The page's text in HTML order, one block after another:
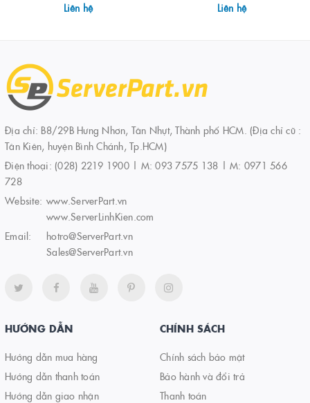
Liên hệ Liên hệ
Địa chỉ: B8/29B Hưng Nhơn, Tân Nhựt, Thành phố HCM. (Địa chỉ cũ :
Tân Kiên, huyện Bình Chánh, Tp.HCM)
Điện thoại: (028) 2219 1900 | M: 093 7575 138 | M: 0971 566
728
Website: www.ServerPart.vn
www.ServerLinhKien.com
Email:
hotro@ServerPart.vn
Sales@ServerPart.vn
HƯỚNG DẪN
Hướng dẫn mua hàng
Hướng dẫn thanh toán
Hướng dẫn giao nhận
CHÍNH SÁCH
Chính sách bảo mật
Bảo hành và đổi trả
Thanh toán